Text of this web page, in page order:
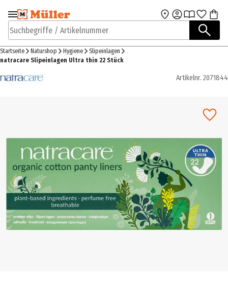
Zur Navigation
springen
Zum Hauptinhalt
Suchbegriffe / Artikelnummer
Startseite Naturshop Hygiene
Slipeinlagen
natracare Slipeinlagen Ultra thin 22 Stück
Artikelnr. 2071844